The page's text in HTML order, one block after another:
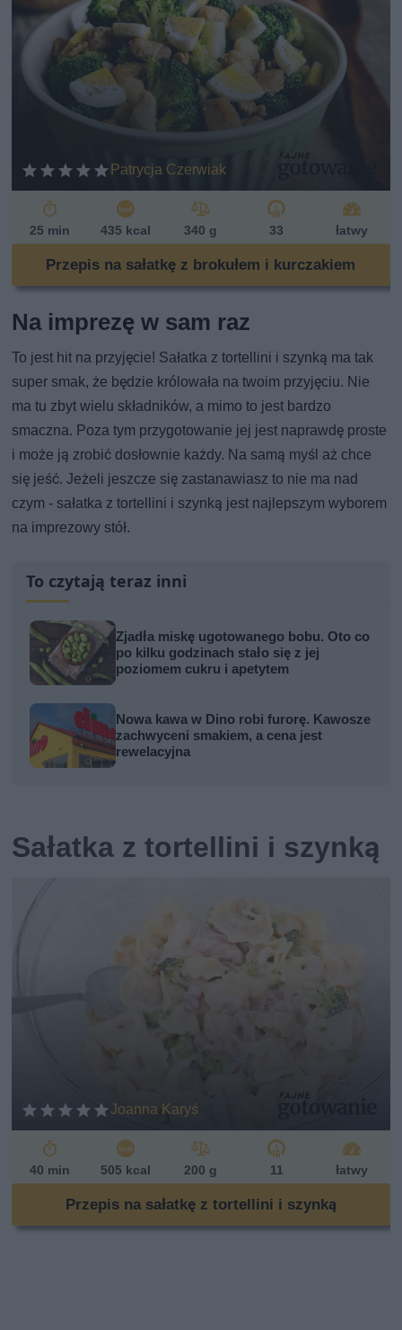
Patrycja Czerwiak
25 min 435 kcal 340 g 33 łatwy
Przepis na sałatkę z brokułem i kurczakiem
Na imprezę w sam raz
To jest hit na przyjęcie! Sałatka z tortellini i szynką ma tak
super smak, że będzie królowała na twoim przyjęciu. Nie
ma tu zbyt wielu składników, a mimo to jest bardzo
smaczna. Poza tym przygotowanie jej jest naprawdę proste
i może ją zrobić dosłownie każdy. Na samą myśl aż chce
się jeść. Jeżeli jeszcze się zastanawiasz to nie ma nad
czym - sałatka z tortellini i szynką jest najlepszym wyborem
na imprezowy stół.
To czytają teraz inni
Zjadła miskę ugotowanego bobu. Oto co
po kilku godzinach stało się z jej
poziomem cukru i apetytem
Nowa kawa w Dino robi furorę. Kawosze
zachwyceni smakiem, a cena jest
rewelacyjna
Sałatka z tortellini i szynką
Joanna Karyś
40 min 505 kcal 200 g 11 łatwy
Przepis na sałatkę z tortellini i szynką